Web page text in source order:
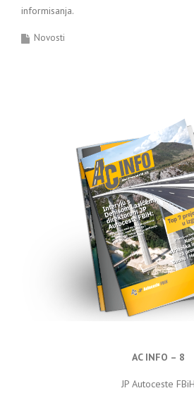
informisanja.
Novosti
AC INFO – 8
JP Autoceste FBiH